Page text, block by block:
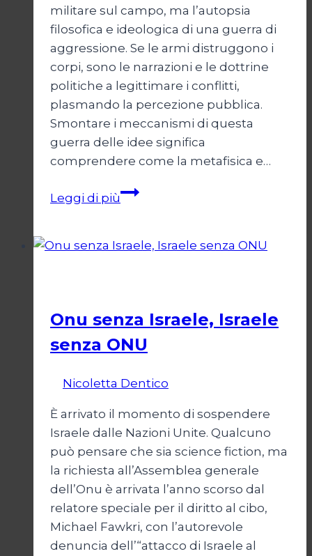
militare sul campo, ma l’autopsia
filosofica e ideologica di una guerra di
aggressione. Se le armi distruggono i
corpi, sono le narrazioni e le dottrine
politiche a legittimare i conflitti,
plasmando la percezione pubblica.
Smontare i meccanismi di questa
guerra delle idee significa
comprendere come la metafisica e…
Leggi di piùAutopsia
Conflitto:
Onu senza Israele, Israele
senza ONU
Nicoletta Dentico
È arrivato il momento di sospendere
Israele dalle Nazioni Unite. Qualcuno
può pensare che sia science fiction, ma
la richiesta all’Assemblea generale
dell’Onu è arrivata l’anno scorso dal
relatore speciale per il diritto al cibo,
Michael Fawkri, con l’autorevole
denuncia dell’“attacco di Israele al